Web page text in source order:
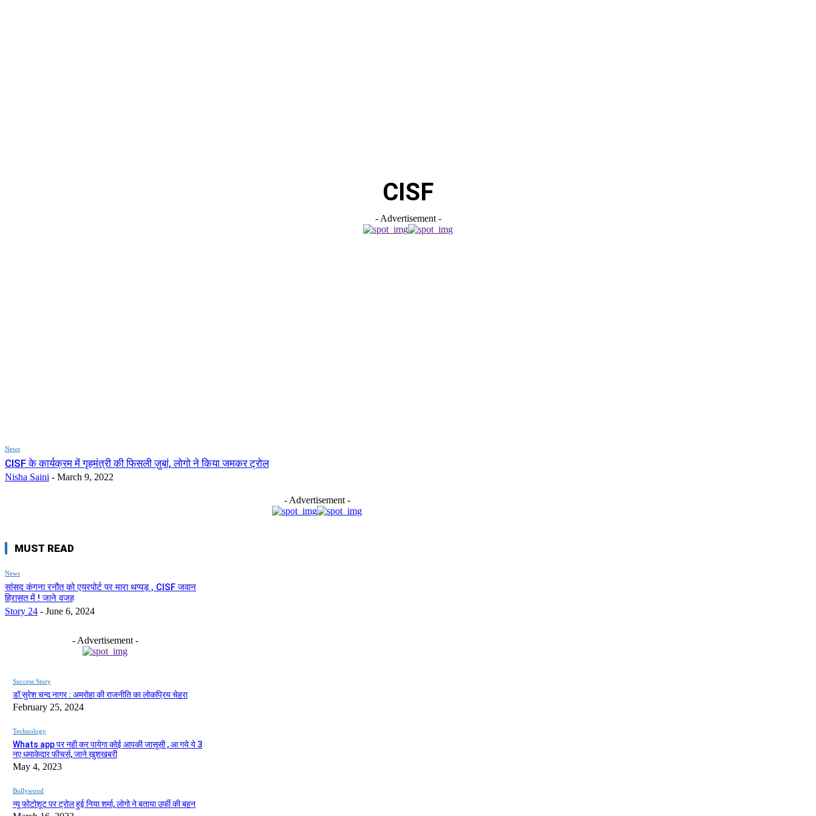
CISF
- Advertisement -
News
CISF के कार्यक्रम में गृहमंत्री की फिसली ज़ुबां, लोगो ने किया जमकर ट्रोल
Nisha Saini - March 9, 2022
- Advertisement -
MUST READ
News
सांसद कंगना रनौत को एयरपोर्ट पर मारा थप्पड़ , CISF जवान
हिरासत में ! जाने वजह
Story 24 - June 6, 2024
- Advertisement -
Success Story
डॉ सुरेश चन्द नागर : अमरोहा की राजनीति का लोकप्रिय चेहरा
February 25, 2024
Technology
Whats app पर नही कर पायेगा कोई आपकी जासूसी , आ गये ये 3
नए धमाकेदार फीचर्स, जाने खुशखबरी
May 4, 2023
Bollywood
न्यू फोटोशूट पर ट्रोल हुई निया शर्मा, लोगो ने बताया उर्फी की बहन